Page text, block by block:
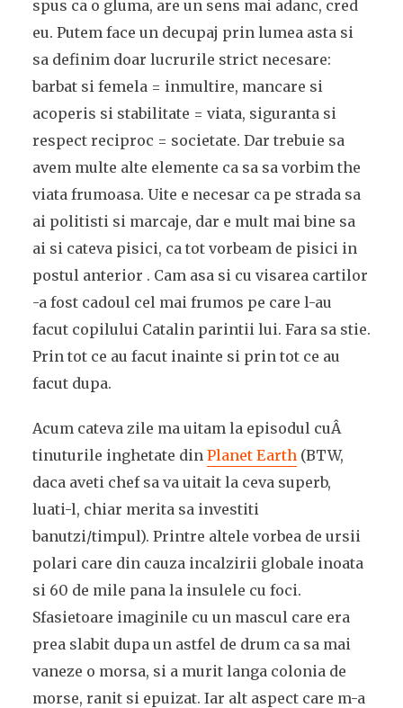
spus ca o gluma, are un sens mai adanc, cred
eu. Putem face un decupaj prin lumea asta si
sa definim doar lucrurile strict necesare:
barbat si femela = inmultire, mancare si
acoperis si stabilitate = viata, siguranta si
respect reciproc = societate. Dar trebuie sa
avem multe alte elemente ca sa sa vorbim the
viata frumoasa. Uite e necesar ca pe strada sa
ai politisti si marcaje, dar e mult mai bine sa
ai si cateva pisici, ca tot vorbeam de pisici in
postul anterior . Cam asa si cu visarea cartilor
-a fost cadoul cel mai frumos pe care l-au
facut copilului Catalin parintii lui. Fara sa stie.
Prin tot ce au facut inainte si prin tot ce au
facut dupa.
Acum cateva zile ma uitam la episodul cuÂ
tinuturile inghetate din Planet Earth(BTW,
daca aveti chef sa va uitait la ceva superb,
luati-l, chiar merita sa investiti
banutzi/timpul). Printre altele vorbea de ursii
polari care din cauza incalzirii globale inoata
si 60 de mile pana la insulele cu foci.
Sfasietoare imaginile cu un mascul care era
prea slabit dupa un astfel de drum ca sa mai
vaneze o morsa, si a murit langa colonia de
morse, ranit si epuizat. Iar alt aspect care m-a